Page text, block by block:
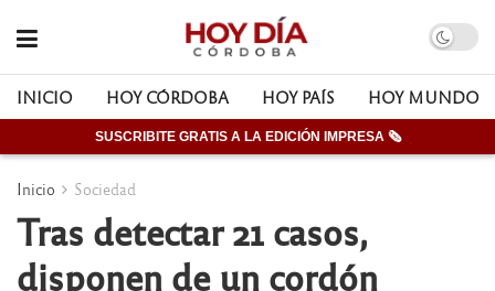
INICIO HOY CÓRDOBA HOY PAÍS HOY MUNDO
SUSCRIBITE GRATIS A LA EDICIÓN IMPRESA 🗞
Inicio Sociedad
Tras detectar 21 casos,
disponen de un cordón